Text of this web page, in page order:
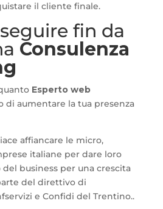
il cliente finale.
fin da
Consulenza
Esperto web
di aumentare la tua presenza
affiancare le micro,
italiane per dare loro
business per una crescita
del direttivo di
e Confidi del Trentino..